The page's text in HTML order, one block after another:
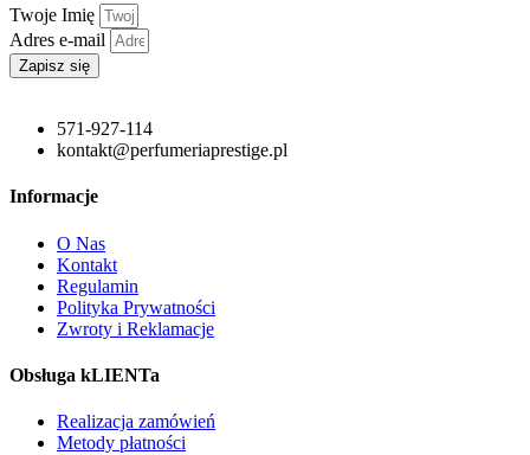
Twoje Imię
Adres e-mail
Zapisz się
571-927-114
kontakt@perfumeriaprestige.pl
Informacje
O Nas
Kontakt
Regulamin
Polityka Prywatności
Zwroty i Reklamacje
Obsługa kLIENTa
Realizacja zamówień
Metody płatności